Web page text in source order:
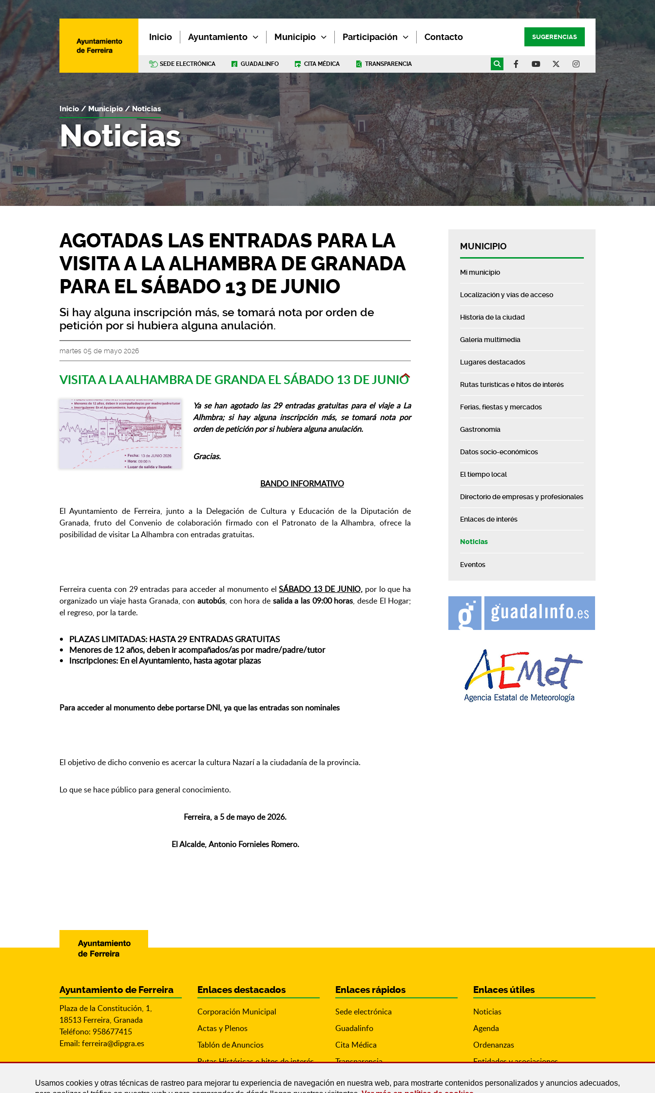
Usamos cookies y otras técnicas de rastreo para mejorar tu experiencia de navegación en nuestra web, para mostrarte contenidos personalizados y anuncios adecuados,
Inicio Ayuntamiento Municipio Participación Contacto SUGERENCIAS
SEDE ELECTRÓNICA GUADALINFO CITA MÉDICA TRANSPARENCIA
Noticias
Inicio Municipio Noticias
AGOTADAS LAS ENTRADAS PARA LA
VISITA A LA ALHAMBRA DE GRANADA
PARA EL SÁBADO 13 DE JUNIO
Si hay alguna inscripción más, se tomará nota por orden de
petición por si hubiera alguna anulación.
martes 05 de mayo 2026
VISITA A LA ALHAMBRA DE GRANDA EL SÁBADO 13 DE JUNIO
Ya se han agotado las 29 entradas gratuitas para el viaje a La
Alhmbra; si hay alguna inscripción más, se tomará nota por
orden de petición por si hubiera alguna anulación.
Gracias.
BANDO INFORMATIVO
El Ayuntamiento de Ferreira, junto a la Delegación de Cultura y Educación de la Diputación de
Granada, fruto del Convenio de colaboración firmado con el Patronato de la Alhambra, ofrece la
posibilidad de visitar La Alhambra con entradas gratuitas.
Ferreira cuenta con 29 entradas para acceder al monumento elSÁBADO 13 DE JUNIO,por lo que ha
organizado un viaje hasta Granada, con autobús, con hora de salida a las 09:00 horas, desde El Hogar;
el regreso, por la tarde.
PLAZAS LIMITADAS: HASTA 29 ENTRADAS GRATUITAS
Menores de 12 años, deben ir acompañados/as por madre/padre/tutor
Inscripciones: En el Ayuntamiento, hasta agotar plazas
Para acceder al monumento debe portarse DNI, ya que las entradas son nominales
El objetivo de dicho convenio es acercar la cultura Nazarí a la ciudadanía de la provincia.
Lo que se hace público para general conocimiento.
Ferreira, a 5 de mayo de 2026.
El Alcalde,Antonio Fornieles Romero.
MUNICIPIO
Mi municipio
Localización y vías de acceso
Historia de la ciudad
Galería multimedia
Lugares destacados
Rutas turísticas e hitos de interés
Ferias, fiestas y mercados
Gastronomía
Datos socio-económicos
El tiempo local
Directorio de empresas y profesionales
Enlaces de interés
Noticias
Eventos
Ayuntamiento de Ferreira
Plaza de la Constitución, 1,
18513 Ferreira, Granada
Teléfono: 958677415
Email: ferreira@dipgra.es
Enlaces destacados
Corporación Municipal
Actas y Plenos
Tablón de Anuncios
Rutas Históricas e hitos de interés
Enlaces rápidos
Sede electrónica
Guadalinfo
Cita Médica
Transparencia
Enlaces útiles
Noticias
Agenda
Ordenanzas
Entidades y asociaciones